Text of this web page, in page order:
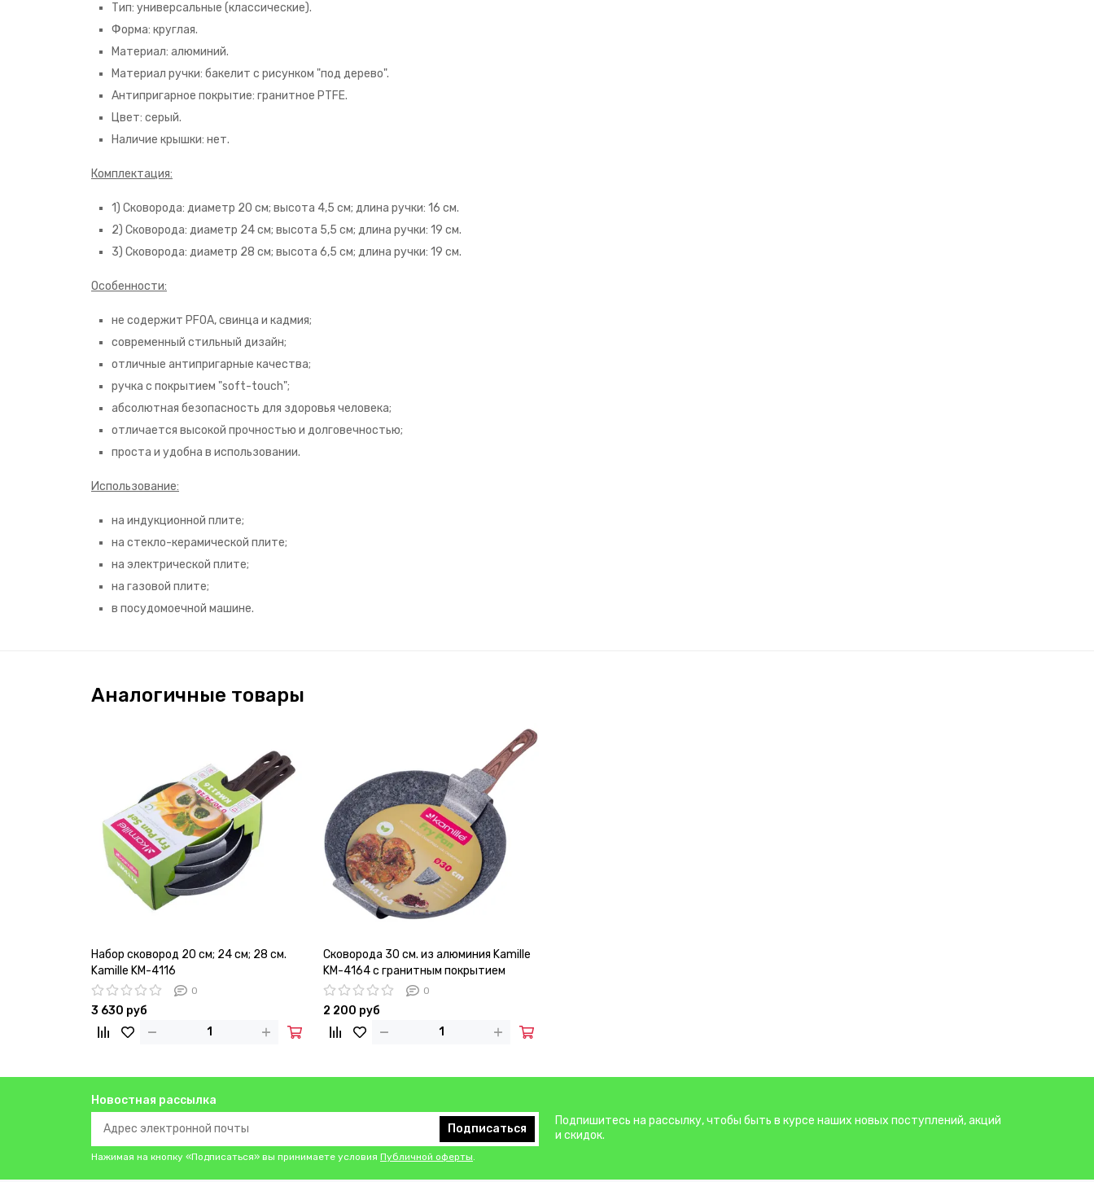
Тип: универсальные (классические).
Форма: круглая.
Материал: алюминий.
Материал ручки: бакелит с рисунком "под дерево".
Антипригарное покрытие: гранитное PTFE.
Цвет: серый.
Наличие крышки: нет.
Комплектация:
1) Сковорода: диаметр 20 см; высота 4,5 см; длина ручки: 16 см.
2) Сковорода: диаметр 24 см; высота 5,5 см; длина ручки: 19 см.
3) Сковорода: диаметр 28 см; высота 6,5 см; длина ручки: 19 см.
Особенности:
не содержит PFOA, свинца и кадмия;
современный стильный дизайн;
отличные антипригарные качества;
ручка с покрытием "soft-touch";
абсолютная безопасность для здоровья человека;
отличается высокой прочностью и долговечностью;
проста и удобна в использовании.
Использование:
на индукционной плите;
на стекло-керамической плите;
на электрической плите;
на газовой плите;
в посудомоечной машине.
Аналогичные товары
Набор сковород 20 см; 24 см; 28 см.
Kamille KM-4116
0
3 630 руб
Сковорода 30 см. из алюминия Kamille
KM-4164 с гранитным покрытием
0
2 200 руб
Новостная рассылка
Подписаться
Нажимая на кнопку «Подписаться» вы принимаете условия Публичной оферты.
Подпишитесь на рассылку, чтобы быть в курсе наших новых поступлений, акций
и скидок.